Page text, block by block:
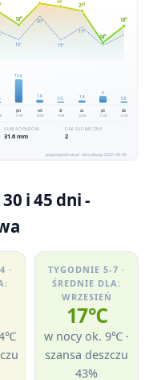
i 45 dni -
·
TYGODNIE 5-7 ·
ŚREDNIE DLA:
WRZESIEŃ
17℃
w nocy ok. 9℃ ·
szansa deszczu
43%